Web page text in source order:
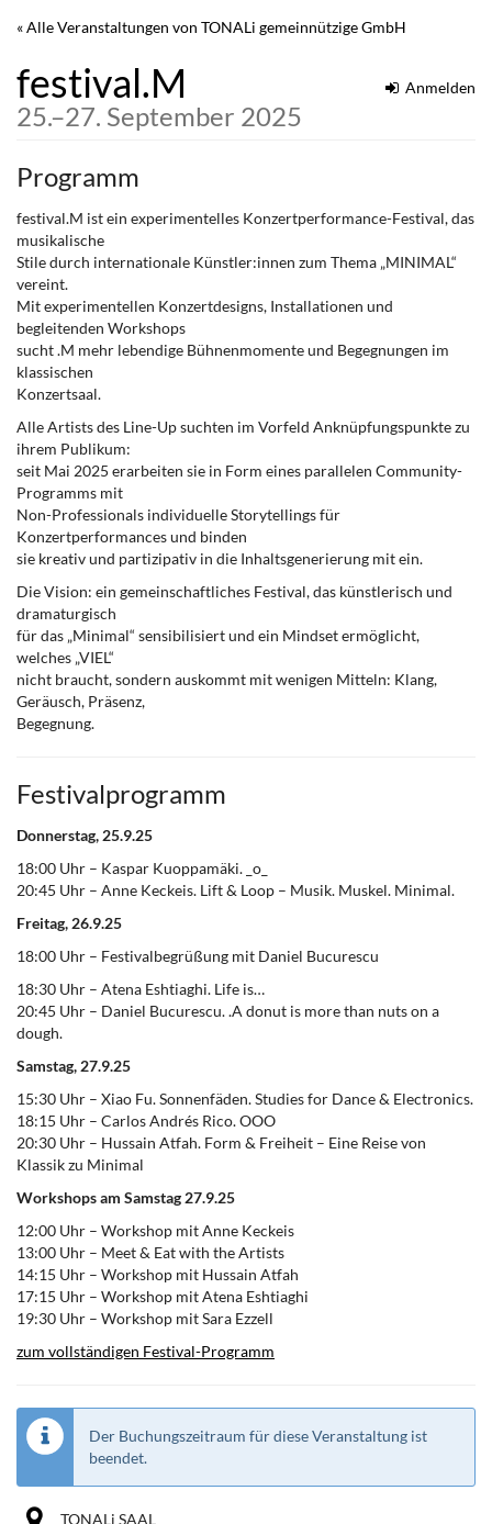
Zum
springen
« Alle Veranstaltungen von TONALi gemeinnützige GmbH
festival.M
25.–bis
27. September 2025
Anmelden
Programm
festival.M ist ein experimentelles Konzertperformance-Festival, das
musikalische
Stile durch internationale Künstler:innen zum Thema „MINIMAL“
vereint.
Mit experimentellen Konzertdesigns, Installationen und
begleitenden Workshops
sucht .M mehr lebendige Bühnenmomente und Begegnungen im
klassischen
Konzertsaal.
Alle Artists des Line-Up suchten im Vorfeld Anknüpfungspunkte zu
ihrem Publikum:
seit Mai 2025 erarbeiten sie in Form eines parallelen Community-
Programms mit
Non-Professionals individuelle Storytellings für
Konzertperformances und binden
sie kreativ und partizipativ in die Inhaltsgenerierung mit ein.
Die Vision: ein gemeinschaftliches Festival, das künstlerisch und
dramaturgisch
für das „Minimal“ sensibilisiert und ein Mindset ermöglicht,
welches „VIEL“
nicht braucht, sondern auskommt mit wenigen Mitteln: Klang,
Geräusch, Präsenz,
Begegnung.
Festivalprogramm
Donnerstag, 25.9.25
18:00 Uhr – Kaspar Kuoppamäki. _o_
20:45 Uhr – Anne Keckeis. Lift & Loop – Musik. Muskel. Minimal.
Freitag, 26.9.25
18:00 Uhr – Festivalbegrüßung mit Daniel Bucurescu
18:30 Uhr – Atena Eshtiaghi. Life is…
20:45 Uhr – Daniel Bucurescu. .A donut is more than nuts on a
dough.
Samstag, 27.9.25
15:30 Uhr – Xiao Fu. Sonnenfäden. Studies for Dance & Electronics.
18:15 Uhr – Carlos Andrés Rico. OOO
20:30 Uhr – Hussain Atfah. Form & Freiheit – Eine Reise von
Klassik zu Minimal
Workshops am Samstag 27.9.25
12:00 Uhr – Workshop mit Anne Keckeis
13:00 Uhr – Meet & Eat with the Artists
14:15 Uhr – Workshop mit Hussain Atfah
17:15 Uhr – Workshop mit Atena Eshtiaghi
19:30 Uhr – Workshop mit Sara Ezzell
zum vollständigen Festival-Programm
Der Buchungszeitraum für diese Veranstaltung ist
beendet.
TONALi SAAL